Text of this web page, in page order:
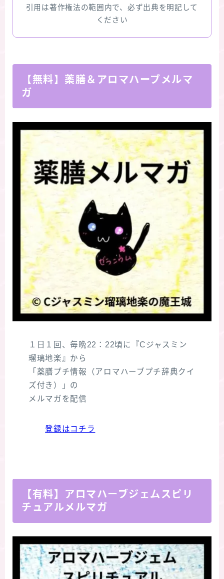
Follow Me
引用は著作権法の範囲内で、必ず出典を明記して
ください
【無料】薬膳＆アロマハーブメルマ
ガ
１日１回、毎晩22：22頃に『Cジャスミン
瑠璃地楽』から
「薬膳プチ情報（アロマハーブプチ辞典クイ
ズ付き）」の
メルマガを配信
登録はコチラ
【有料】アロマハーブジェムスピリ
チュアルメルマガ